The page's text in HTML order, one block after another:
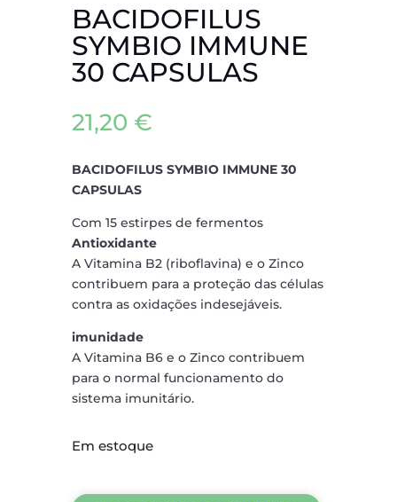
BACIDOFILUS
SYMBIO IMMUNE
30 CAPSULAS
21,20 €
BACIDOFILUS SYMBIO IMMUNE 30
CAPSULAS
Com 15 estirpes de fermentos
Antioxidante
A Vitamina B2 (riboflavina) e o Zinco
contribuem para a proteção das células
contra as oxidações indesejáveis.
imunidade
A Vitamina B6 e o Zinco contribuem
para o normal funcionamento do
sistema imunitário.
Em estoque
SYMBIO